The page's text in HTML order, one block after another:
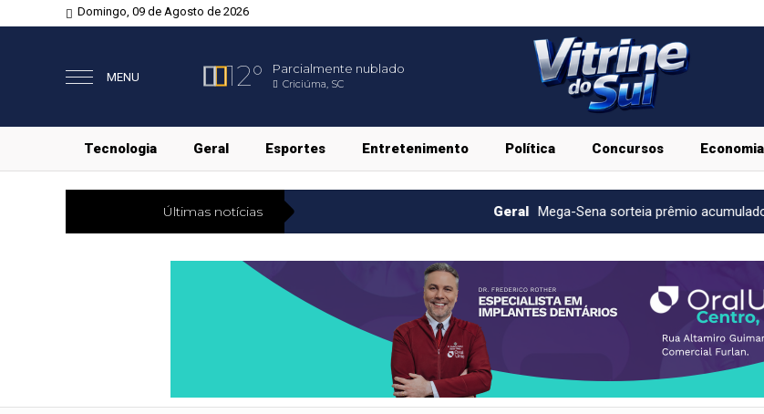
Domingo, 09 de Agosto de 2026
MENU 12° Parcialmente nublado
Criciúma, SC
Tecnologia Geral Esportes Entretenimento Política Concursos Economia
Últimas notícias Mega-Sena sorteia prêmio acumulado de R$ 165